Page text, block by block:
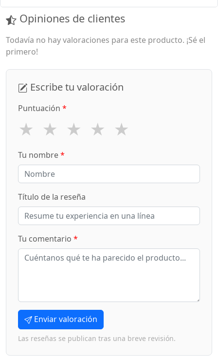
Opiniones de clientes
Todavía no hay valoraciones para este producto. ¡Sé el
primero!
Escribe tu valoración
Puntuación *
★ ★ ★ ★ ★
Tu nombre*
Título de la reseña
Tu comentario *
Enviar valoración
Las reseñas se publican tras una breve revisión.